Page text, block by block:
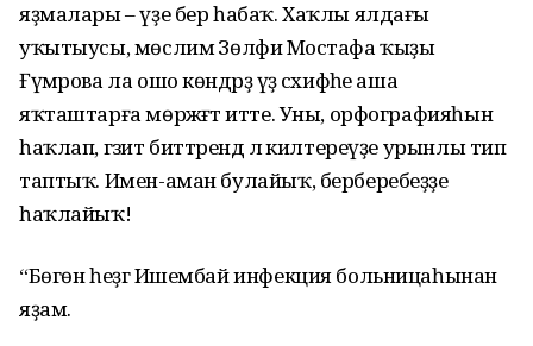
яҙмалары – үҙе бер һабаҡ. Хаҡлы ялдағы
уҡытыусы, мөслимә Зөлфиә Мостафа ҡыҙы
Ғүмәрова ла ошо көндәрҙә үҙ сәхифәһе аша
яҡташтарға мөрәжәғәт итте. Уны, орфографияһын
һаҡлап, гәзит биттәрендә лә килтереүҙе урынлы тип
таптыҡ. Имен-аман булайыҡ, берберебеҙҙе
һаҡлайыҡ!
“Бөгөн һеҙгә Ишембай инфекция больницаһынан
яҙам.